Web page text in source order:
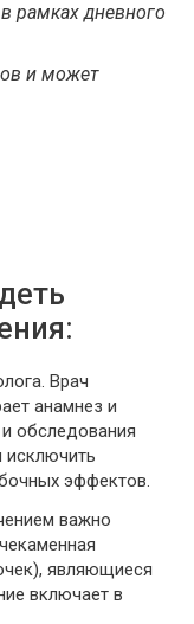
рамках дневного
и может
Врач
анамнез и
обследования
исключить
эффектов.
важно
являющиеся
включает в